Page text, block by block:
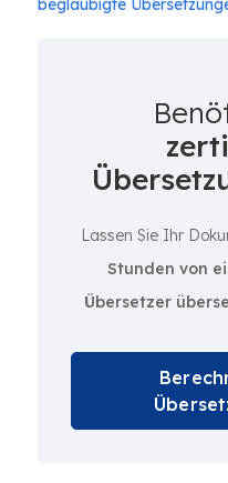
beglaubigte
Lassen Sie Ihr
Stunden von
Übersetzer